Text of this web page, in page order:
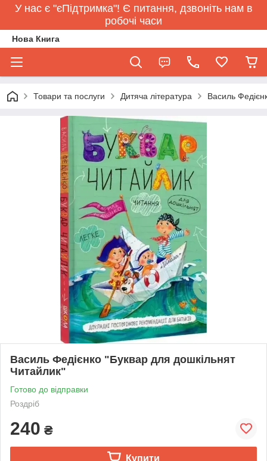
У нас є "єПідтримка"! Є питання, дзвоніть нам в
робочі часи
Нова Книга
Товари та послуги Дитяча література Василь
Василь Федієнко "Буквар для дошкільнят
Читайлик"
Готово до відправки
Роздріб
240 ₴
Купити